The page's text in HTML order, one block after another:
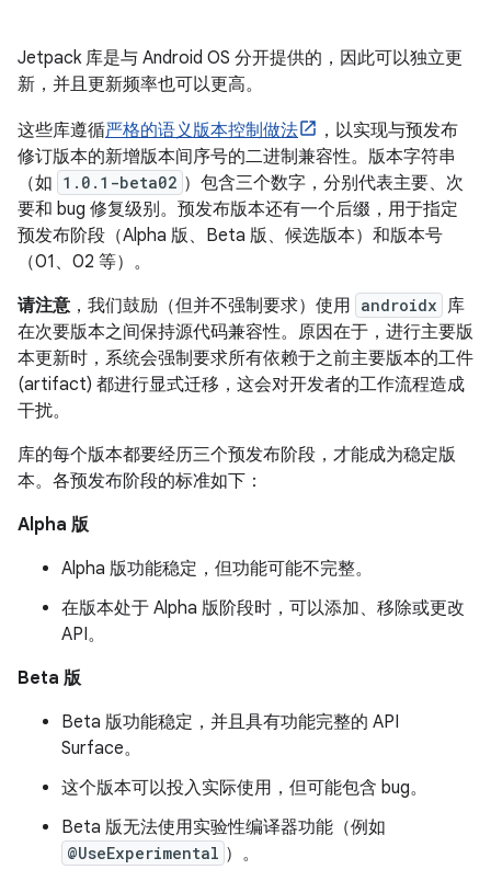
Jetpack 库是与 Android OS 分开提供的，因此可以独立更
新，并且更新频率也可以更高。
这些库遵循严格的语义版本控制做法
，以实现与预发布
修订版本的新增版本间序号的二进制兼容性。版本字符串
（如 1.0.1-beta02 ）包含三个数字，分别代表主要、次
要和 bug 修复级别。预发布版本还有一个后缀，用于指定
预发布阶段（Alpha 版、Beta 版、候选版本）和版本号
（01、02 等）。
请注意，我们鼓励（但并不强制要求）使用 androidx 库
在次要版本之间保持源代码兼容性。原因在于，进行主要版
本更新时，系统会强制要求所有依赖于之前主要版本的工件
(artifact) 都进行显式迁移，这会对开发者的工作流程造成
干扰。
库的每个版本都要经历三个预发布阶段，才能成为稳定版
本。各预发布阶段的标准如下：
Alpha 版
Alpha 版功能稳定，但功能可能不完整。
在版本处于 Alpha 版阶段时，可以添加、移除或更改
API。
Beta 版
Beta 版功能稳定，并且具有功能完整的 API
Surface。
这个版本可以投入实际使用，但可能包含 bug。
Beta 版无法使用实验性编译器功能（例如
@UseExperimental ）。